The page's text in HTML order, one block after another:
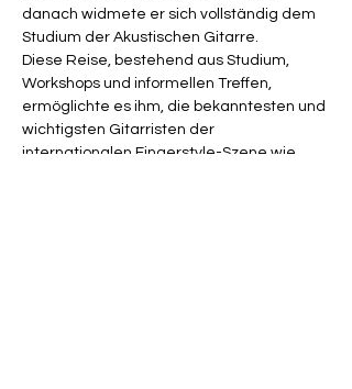
danach widmete er sich vollständig dem
Studium der Akustischen Gitarre.
Diese Reise, bestehend aus Studium,
Workshops und informellen Treffen,
ermöglichte es ihm, die bekanntesten und
wichtigsten Gitarristen der
internationalen Fingerstyle-Szene wie